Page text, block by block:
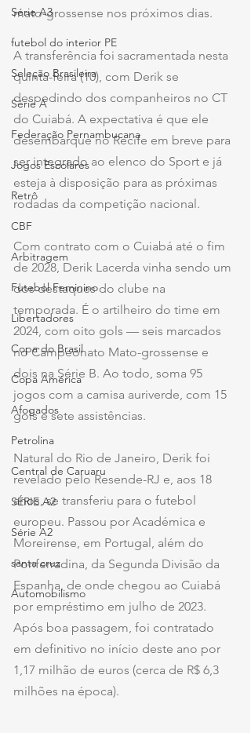
Série A3
futebol do interior PE
Seleção Brasileira
Série A
Federação Pernambucana
Jogos Escolares
Retrô
CBF
Arbitragem
Futebol Feminino
Libertadores
Copa do Brasil
Copa América
Afogados
Petrolina
Central de Caruaru
SÉRIE A2
Série A2
santa cruz
Automobilismo
mato-grossense nos próximos dias.
A transferência foi sacramentada nesta
quinta-feira (10), com Derik se
despedindo dos companheiros no CT
do Cuiabá. A expectativa é que ele
desembarque no Recife em breve para
ser integrado ao elenco do Sport e já
esteja à disposição para as próximas
rodadas da competição nacional.
Com contrato com o Cuiabá até o fim
de 2028, Derik Lacerda vinha sendo um
dos destaques do clube na
temporada. É o artilheiro do time em
2024, com oito gols — seis marcados
no Campeonato Mato-grossense e
dois na Série B. Ao todo, soma 95
jogos com a camisa auriverde, com 15
gols e sete assistências.
Natural do Rio de Janeiro, Derik foi
revelado pelo Resende-RJ e, aos 18
anos, se transferiu para o futebol
europeu. Passou por Académica e
Moreirense, em Portugal, além do
Ponferradina, da Segunda Divisão da
Espanha, de onde chegou ao Cuiabá
por empréstimo em julho de 2023.
Após boa passagem, foi contratado
em definitivo no início deste ano por
1,17 milhão de euros (cerca de R$ 6,3
milhões na época).